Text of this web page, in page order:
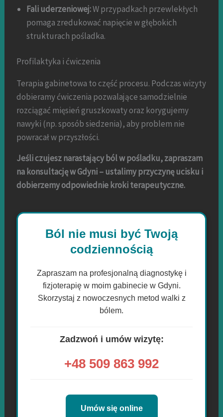
Fali uderzeniowej:W przypadkach przewlekłych
pomaga zredukować napięcie w głębokich
strukturach pośladka.
Profilaktyka i ćwiczenia
Terapia gabinetowa to część procesu. Podczas wizyty
dobieramy ćwiczenia pozwalające samodzielnie
rozciągać mięsień gruszkowaty oraz korygujemy
nawyki (np. sposób siedzenia), aby problem nie
powracał w przyszłości.
Jeśli czujesz narastający ból w pośladku, zapraszam
na konsultację w Gdyni – ustalimy przyczynę ucisku i
dobierzemy odpowiednie kroki terapeutyczne.
Ból nie musi być Twoją
codziennością
Zapraszam na profesjonalną diagnostykę i
fizjoterapię w moim gabinecie w Gdyni.
Skorzystaj z nowoczesnych metod walki z
bólem.
Zadzwoń i umów wizytę:
+48 509 863 992
Umów się online